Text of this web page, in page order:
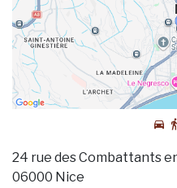
24 rue des Combattants
06000 Nice